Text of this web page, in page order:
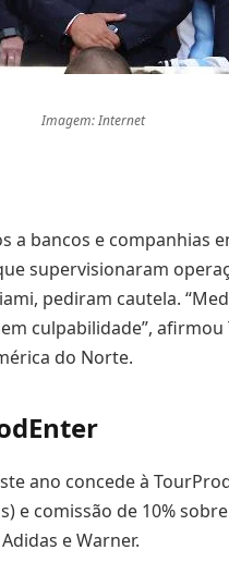
Imagem: Internet
a bancos e companhias
supervisionaram
pediram cautela.
culpabilidade”, afirmou
do Norte.
ano concede à
e comissão de 10%
e Warner.